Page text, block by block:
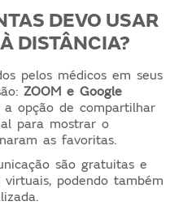
DEVO USAR
DISTÂNCIA?
pelos médicos em seus
ZOOM e Google
a opção de compartilhar
para mostrar o
as favoritas.
são gratuitas e
podendo também